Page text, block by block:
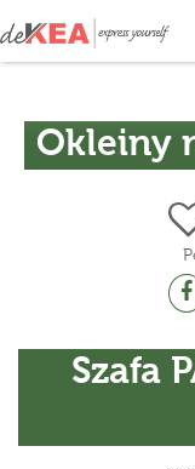
Okleiny
Szafa